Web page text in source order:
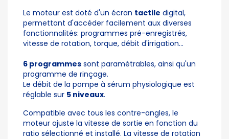
Le moteur est doté d'un écran tactile digital,
permettant d'accéder facilement aux diverses
fonctionnalités: programmes pré-enregistrés,
vitesse de rotation, torque, débit d'irrigation...
6 programmes sont paramétrables, ainsi qu'un
programme de rinçage.
Le débit de la pompe à sérum physiologique est
réglable sur 5 niveaux.
Compatible avec tous les contre-angles, le
moteur ajuste la vitesse de sortie en fonction du
ratio sélectionné et installé. La vitesse de rotation